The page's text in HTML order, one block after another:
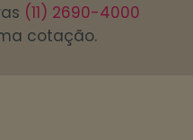
(11) 2690-4000
cotação.